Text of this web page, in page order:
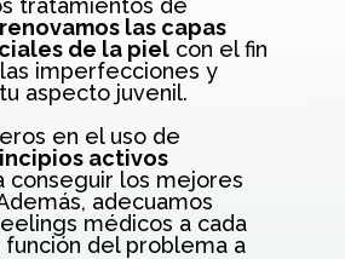
renovamos las capas
de la piel con el fin
imperfecciones y
aspecto juvenil.
en el uso de
activos
conseguir los mejores
adecuamos
médicos a cada
del problema a